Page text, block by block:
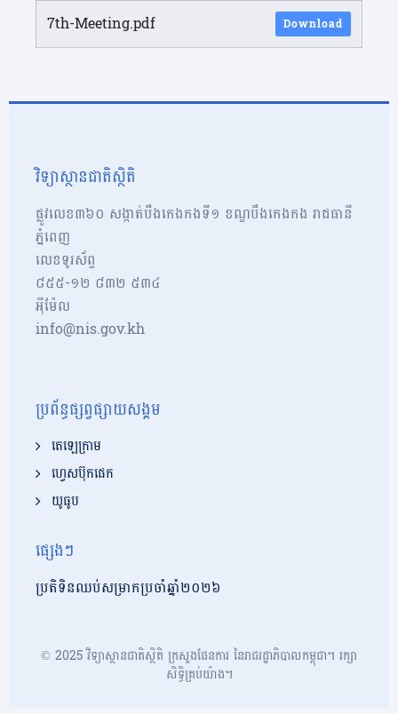
7th-Meeting.pdf Download
វិទ្យាស្ថានជាតិស្ថិតិ
ផ្លូវលេខ៣៦០ សង្កាត់បឹងកេងកងទី១ ខណ្ឌបឹងកេងកង រាជធានី
ភ្នំពេញ
លេខទូរស័ព្ទ
៨៥៥-១២​​ ៨៣២ ៥៣៤
អុីម៉ែល
info@nis.gov.kh
ប្រព័ន្ធផ្សព្វផ្សាយសង្គម
តេឡេក្រាម
ហ្វេសប៊ុកផេក
យូធូប
ផ្សេងៗ
ប្រតិទិនឈប់សម្រាកប្រចាំឆ្នាំ២០២៦
© 2025 វិទ្យាស្ថានជាតិស្ថិតិ ក្រសួងផែនការ នៃរាជរដ្ឋាភិបាលកម្ពុជា។ រក្សា
សិទ្ធិគ្រប់យ៉ាង។